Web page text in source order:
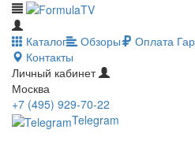
Каталог Обзоры Оплата
Контакты
Личный кабинет
Москва
+7 (495) 929-70-22
Telegram